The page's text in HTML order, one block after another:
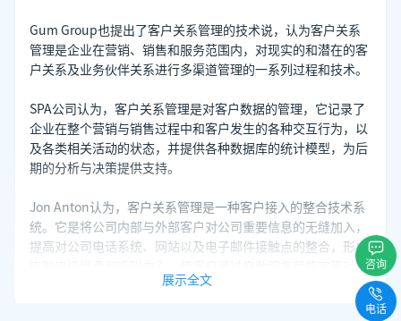
Gum Group也提出了客户关系管理的技术说，认为客户关系
管理是企业在营销、销售和服务范围内，对现实的和潜在的客
户关系及业务伙伴关系进行多渠道管理的一系列过程和技术。
SPA公司认为，客户关系管理是对客户数据的管理，它记录了
企业在整个营销与销售过程中和客户发生的各种交互行为，以
及各类相关活动的状态，并提供各种数据库的统计模型，为后
期的分析与决策提供支持。
Jon Anton认为，客户关系管理是一种客户接入的整合技术系
统。它是将公司内部与外部客户对公司重要信息的无缝加入，
提高对公司电话系统、网站以及电子邮件接触点的整合，形成
电脑电话继承和呼叫中心，使客户通过自助服务就能实现对重
要产品购买的目的，最终提高客户忠诚度、客户价值和客户利
展示全文
咨询
电话